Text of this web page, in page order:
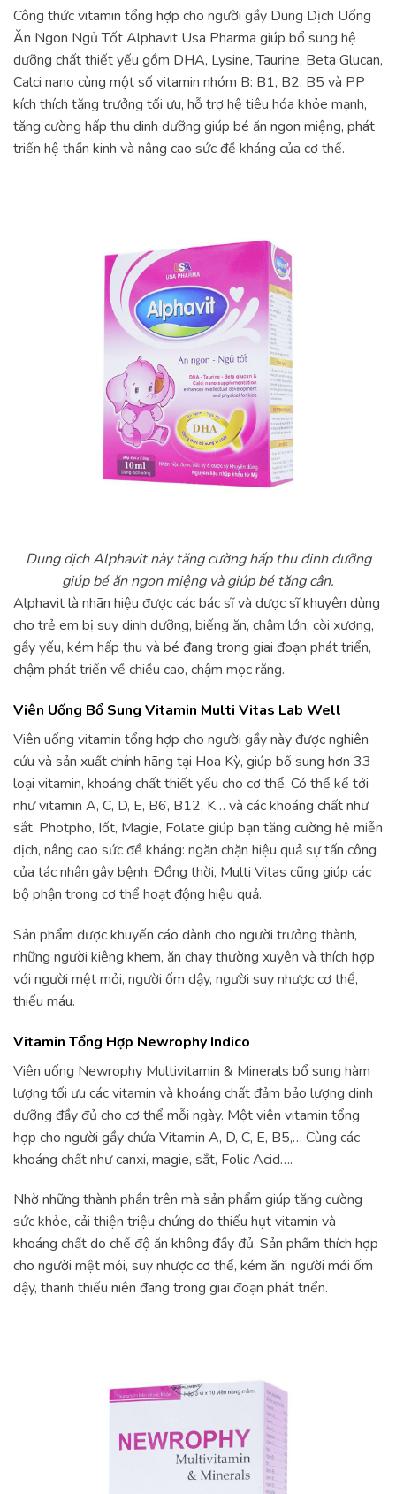
Công thức vitamin tổng hợp cho người gầy Dung Dịch Uống
Ăn Ngon Ngủ Tốt Alphavit Usa Pharma giúp bổ sung hệ
dưỡng chất thiết yếu gồm DHA, Lysine, Taurine, Beta Glucan,
Calci nano cùng một số vitamin nhóm B: B1, B2, B5 và PP
kích thích tăng trưởng tối ưu, hỗ trợ hệ tiêu hóa khỏe mạnh,
tăng cường hấp thu dinh dưỡng giúp bé ăn ngon miệng, phát
triển hệ thần kinh và nâng cao sức đề kháng của cơ thể.
Dung dịch Alphavit này tăng cường hấp thu dinh dưỡng
giúp bé ăn ngon miệng và giúp bé tăng cân.
Alphavit là nhãn hiệu được các bác sĩ và dược sĩ khuyên dùng
cho trẻ em bị suy dinh dưỡng, biếng ăn, chậm lớn, còi xương,
gầy yếu, kém hấp thu và bé đang trong giai đoạn phát triển,
chậm phát triển về chiều cao, chậm mọc răng.
Viên Uống Bổ Sung Vitamin Multi Vitas Lab Well
Viên uống vitamin tổng hợp cho người gầy này được nghiên
cứu và sản xuất chính hãng tại Hoa Kỳ, giúp bổ sung hơn 33
loại vitamin, khoáng chất thiết yếu cho cơ thể. Có thể kể tới
như vitamin A, C, D, E, B6, B12, K… và các khoáng chất như
sắt, Photpho, Iốt, Magie, Folate giúp bạn tăng cường hệ miễn
dịch, nâng cao sức đề kháng: ngăn chặn hiệu quả sự tấn công
của tác nhân gây bệnh. Đồng thời, Multi Vitas cũng giúp các
bộ phận trong cơ thể hoạt động hiệu quả.
Sản phẩm được khuyến cáo dành cho người trưởng thành,
những người kiêng khem, ăn chay thường xuyên và thích hợp
với người mệt mỏi, người ốm dậy, người suy nhược cơ thể,
thiếu máu.
Vitamin Tổng Hợp Newrophy Indico
Viên uống Newrophy Multivitamin & Minerals bổ sung hàm
lượng tối ưu các vitamin và khoáng chất đảm bảo lượng dinh
dưỡng đầy đủ cho cơ thể mỗi ngày. Một viên vitamin tổng
hợp cho người gầy chứa Vitamin A, D, C, E, B5,… Cùng các
khoáng chất như canxi, magie, sắt, Folic Acid….
Nhờ những thành phần trên mà sản phẩm giúp tăng cường
sức khỏe, cải thiện triệu chứng do thiếu hụt vitamin và
khoáng chất do chế độ ăn không đầy đủ. Sản phẩm thích hợp
cho người mệt mỏi, suy nhược cơ thể, kém ăn; người mới ốm
dậy, thanh thiếu niên đang trong giai đoạn phát triển.